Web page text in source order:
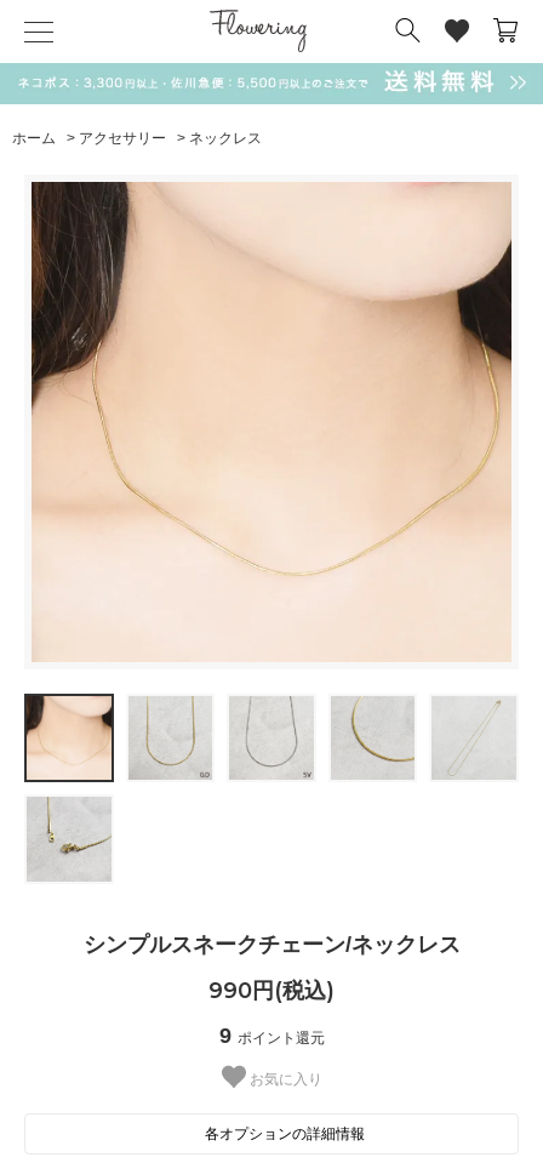
ホーム > アクセサリー > ネックレス
シンプルスネークチェーン/ネックレス
990円(税込)
9 ポイント還元
お気に入り
各オプションの詳細情報
気化冷却スカーフ matsui サンリオ キーポーチ
MAGUFIT チャーム
SALE